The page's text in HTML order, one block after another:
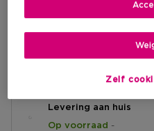
Aanbevolen
Levering aan huis
Op voorraad -
Zelf